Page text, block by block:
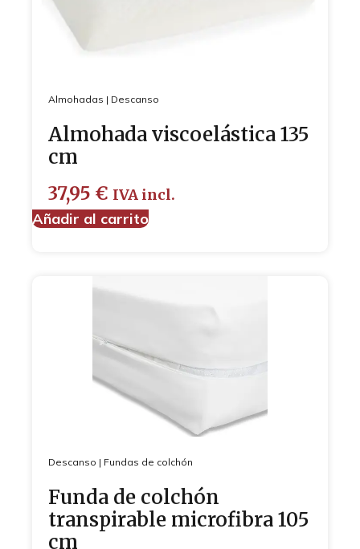
Almohadas | Descanso
Almohada viscoelástica 135
cm
37,95 € IVA incl.
Añadir al carrito
Descanso | Fundas de colchón
Funda de colchón
transpirable microfibra 105
cm